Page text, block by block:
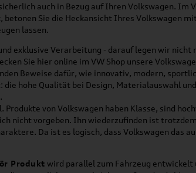
auch in Bezug auf Ihren Volkswagen.
Sie die Heckansicht Ihres Volkswagen
lassen.
exklusive Verarbeitung - darauf legen wir
Sie hier online im VW Shop unsere
Beweise dafür, wie innovativ, modern,
hohe Qualität bei Design, Materialauswahl
Produkte von Volkswagen haben Klasse, sind
nicht vorgeben. Ihn wiederzufinden ist
Da ist es logisch, dass Volkswagen das
Produkt wird parallel zum Fahrzeug